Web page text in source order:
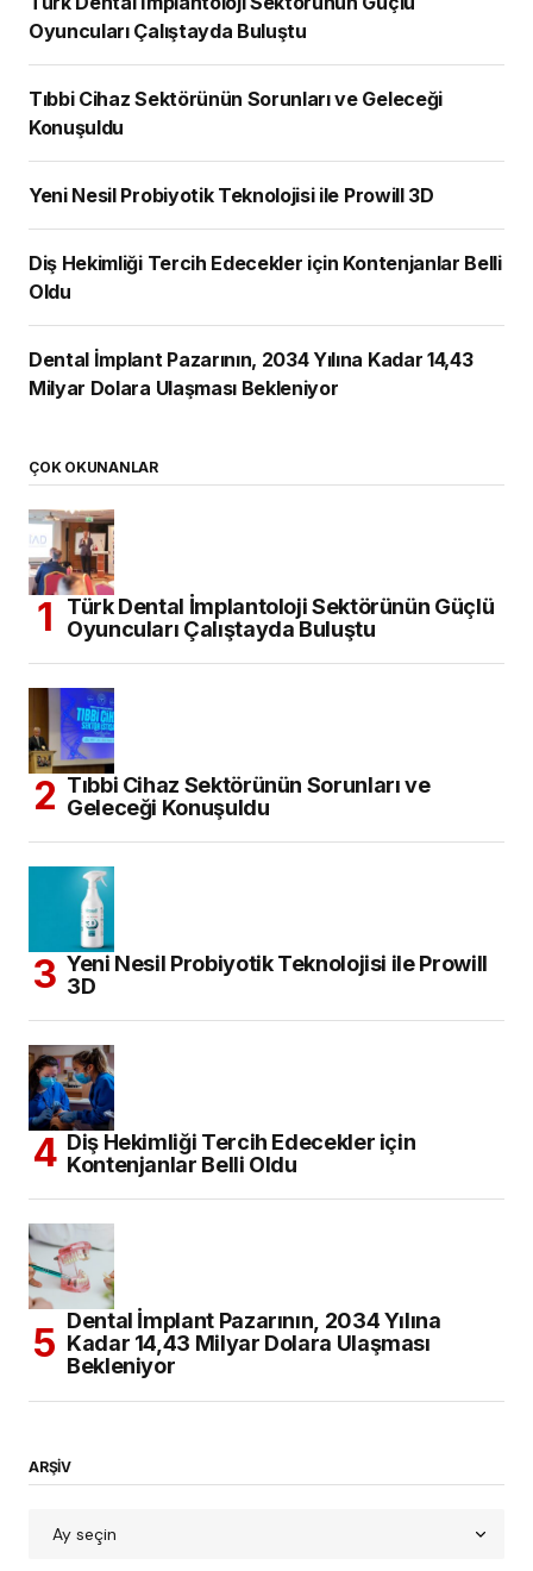
Oyuncuları Çalıştayda Buluştu
Tıbbi Cihaz Sektörünün Sorunları ve Geleceği
Konuşuldu
Yeni Nesil Probiyotik Teknolojisi ile Prowill 3D
Diş Hekimliği Tercih Edecekler için Kontenjanlar Belli
Oldu
Dental İmplant Pazarının, 2034 Yılına Kadar 14,43
Milyar Dolara Ulaşması Bekleniyor
ÇOK OKUNANLAR
Türk Dental İmplantoloji Sektörünün Güçlü
Oyuncuları Çalıştayda Buluştu
Tıbbi Cihaz Sektörünün Sorunları ve
Geleceği Konuşuldu
Yeni Nesil Probiyotik Teknolojisi ile Prowill
3D
Diş Hekimliği Tercih Edecekler için
Kontenjanlar Belli Oldu
Dental İmplant Pazarının, 2034 Yılına
Kadar 14,43 Milyar Dolara Ulaşması
Bekleniyor
ARŞİV